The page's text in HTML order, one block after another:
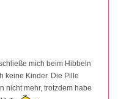
mich beim Hibbeln
keine Kinder. Die Pille
nicht mehr, trotzdem habe